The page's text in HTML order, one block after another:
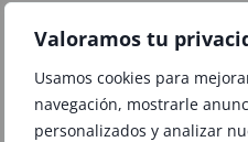
Valoramos tu
Usamos cookies para
navegación, mostrarle
personalizados y analizar